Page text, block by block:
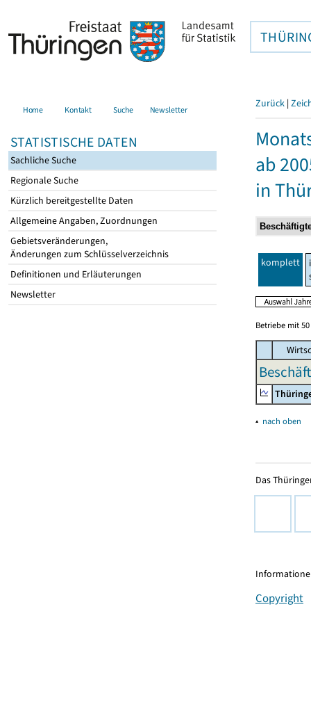
Home Kontakt Suche Newsletter
STATISTISCHE DATEN
Sachliche Suche
Regionale Suche
Kürzlich bereitgestellte Daten
Allgemeine Angaben, Zuordnungen
Gebietsveränderungen,
Änderungen zum Schlüsselverzeichnis
Definitionen und Erläuterungen
Newsletter
Zurück |
ab
in
komplett
Betriebe mit
▴ nach oben
Das
Copyright